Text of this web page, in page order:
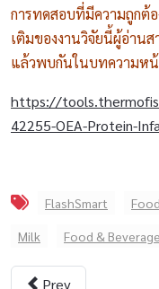
การทดสอบที่มีความถูกต้อ
เติมของงานวิจัยนี้ผู้อ่านส
แล้วพบกันในบทความห
https://
42255-OEA-Protein-
FlashSmart Food
Milk Food & Beverage
Prev